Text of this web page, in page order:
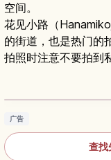
空间。
花见小路（
的街道，也是热门的
拍照时注意不要拍到
广告
查找